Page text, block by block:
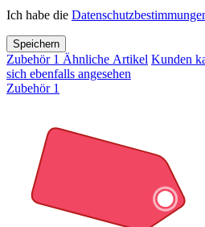
Ich habe die
Speichern
Zubehör 1 Ähnliche Artikel Kunden
sich ebenfalls angesehen
Zubehör 1